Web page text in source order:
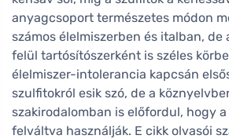
anyagcsoport természetes módon
számos élelmiszerben és italban, de
felül tartósítószerként is széles
élelmiszer-intolerancia kapcsán
szulfitokról esik szó, de a
szakirodalomban is előfordul, hogy
felváltva használják. E cikk olvasói